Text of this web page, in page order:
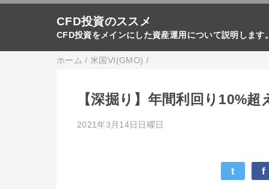
CFD投資のススメ
CFD投資をメインにした資産運用について説明します
ホーム /米国VI(GMO) /
【深掘り】年間利回り10%
2021年3月14日日曜日
t f